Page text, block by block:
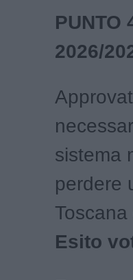
2026/
sistema
perdere
Esito